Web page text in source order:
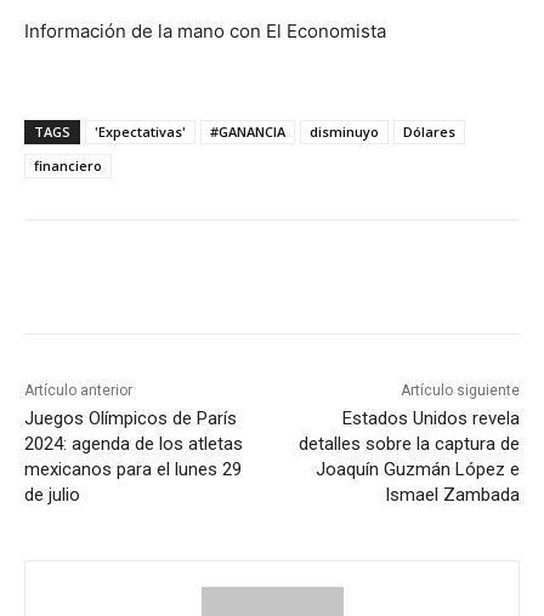
Información de la mano con El Economista
TAGS 'Expectativas' #GANANCIA disminuyo
Dólares
financiero
Artículo anterior
Juegos Olímpicos de París
2024: agenda de los atletas
mexicanos para el lunes 29
de julio
Artículo siguiente
Estados Unidos revela
detalles sobre la captura de
Joaquín Guzmán López e
Ismael Zambada